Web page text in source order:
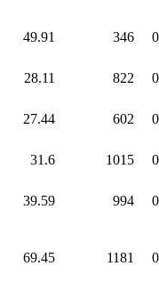
49.91 346
28.11 822
27.44 602
31.6 1015
39.59 994
69.45 1181